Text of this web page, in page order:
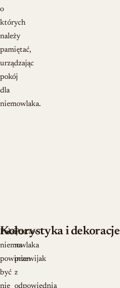
o
których
należy
pamiętać,
urządzając
pokój
dla
niemowlaka.
Pokój
niemowlaka
powinien
być
nie
Postaw
na
przewijak
z
odpowiednią
Kolorystyka i dekoracje